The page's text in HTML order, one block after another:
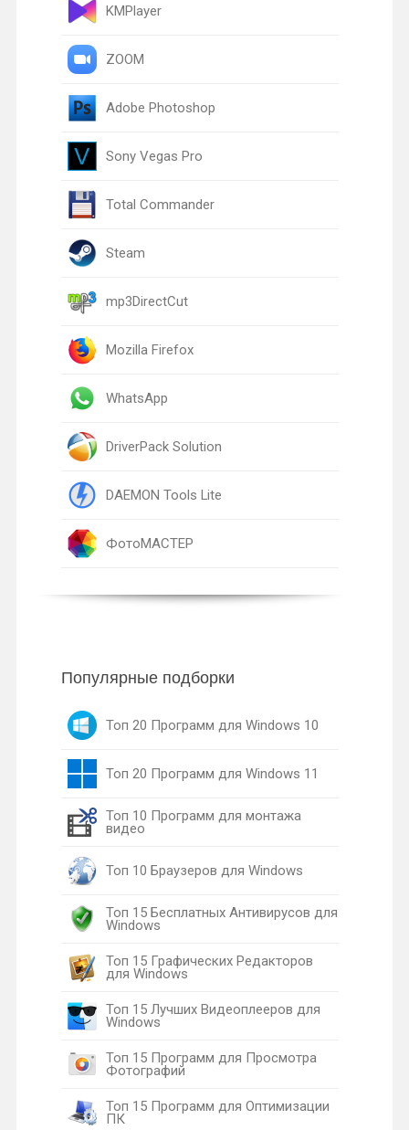
KMPlayer
ZOOM
Adobe Photoshop
Sony Vegas Pro
Total Commander
Steam
mp3DirectCut
Mozilla Firefox
WhatsApp
DriverPack Solution
DAEMON Tools Lite
ФотоМАСТЕР
Популярные подборки
Топ 20 Программ для Windows 10
Топ 20 Программ для Windows 11
Топ 10 Программ для монтажа
видео
Топ 10 Браузеров для Windows
Топ 15 Бесплатных Антивирусов для
Windows
Топ 15 Графических Редакторов
для Windows
Топ 15 Лучших Видеоплееров для
Windows
Топ 15 Программ для Просмотра
Фотографий
Топ 15 Программ для Оптимизации
ПК